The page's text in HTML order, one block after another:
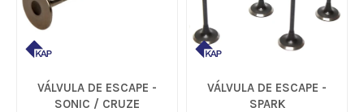
VÁLVULA DE ESCAPE -
SONIC / CRUZE
VÁLVULA DE ESCAPE -
SPARK